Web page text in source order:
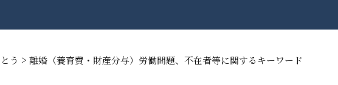
う > 離婚（養育費・財産分与）労働問題、不在者等に関するキーワード